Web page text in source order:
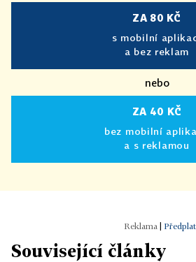
ZA 80 KČ
s mobilní
a bez reklam
nebo
ZA 40 KČ
bez mobilní
a s reklamou
Související články